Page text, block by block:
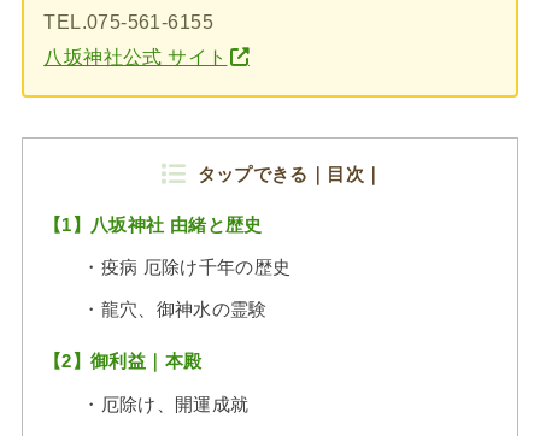
TEL.075-561-6155
八坂神社公式 サイト
タップできる｜目次｜
【1】八坂神社 由緒と歴史
・疫病 厄除け千年の歴史
・龍穴、御神水の霊験
【2】御利益｜本殿
・厄除け、開運成就